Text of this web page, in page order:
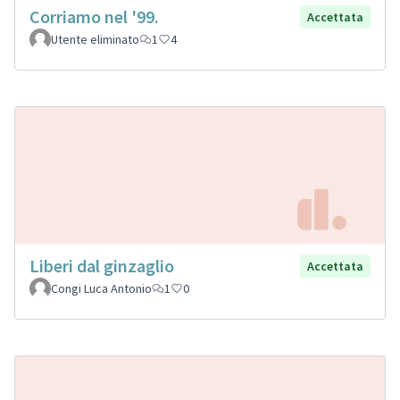
Corriamo nel '99.
Accettata
Utente eliminato
1 4
Liberi dal ginzaglio
Accettata
Congi Luca Antonio
1 0